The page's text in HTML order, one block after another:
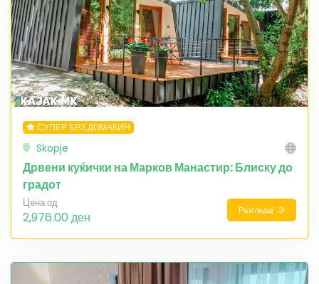
СУПЕР БРЗ ДОМАЌИН
Skopje
Дрвени куќички на Марков Манастир: Блиску до
градот
Цена од
2,976.00 ден Разгледај